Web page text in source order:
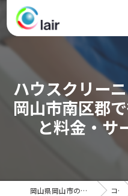
ハウスクリー
岡山市南区郡
と料金・サ
岡山県岡山市のハウスクリーニングならクレール コラム